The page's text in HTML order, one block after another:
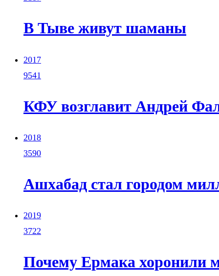
В Тыве живут шаманы
2017
9541
КФУ возглавит Андрей
2018
3590
Ашхабад стал городом
2019
3722
Почему Ермака хоронили